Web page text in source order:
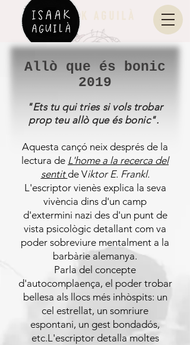
Allò que és bonic
2019
"Ets tu qui tries si vols trobar
prop teu allò que és bonic".
Aquesta cançó neix després de la
lectura de L'home a la recerca del
sentit de Viktor E. Frankl.
L'escriptor vienès explica la seva
vivència dins d'un camp
d'extermini nazi des d'un punt de
vista psicològic detallant com va
poder sobreviure mentalment a la
barbàrie alemanya.
Parla del concepte
d'autocomplaença, el poder trobar
bellesa als llocs més inhòspits: un
cel estrellat, un somriure
espontani, un gest bondadós,
etc.L'escriptor detalla moltes